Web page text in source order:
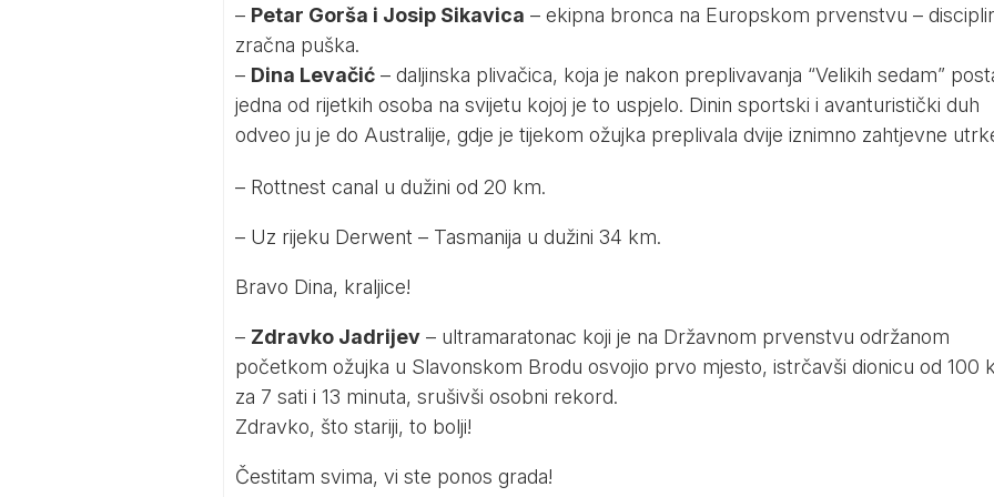
– Petar Gorša i Josip Sikavica – ekipna bronca na Europskom prvenstvu –
zračna puška.
– Dina Levačić– daljinska plivačica, koja je nakon preplivavanja “Velikih sedam”
jedna od rijetkih osoba na svijetu kojoj je to uspjelo. Dinin sportski i avanturistički duh
odveo ju je do Australije, gdje je tijekom ožujka preplivala dvije iznimno zahtjevne
– Rottnest canal u dužini od 20 km.
– Uz rijeku Derwent – Tasmanija u dužini 34 km.
Bravo Dina, kraljice!
– Zdravko Jadrijev– ultramaratonac koji je na Državnom prvenstvu održanom
početkom ožujka u Slavonskom Brodu osvojio prvo mjesto, istrčavši dionicu od 100
za 7 sati i 13 minuta, srušivši osobni rekord.
Zdravko, što stariji, to bolji!
Čestitam svima, vi ste ponos grada!